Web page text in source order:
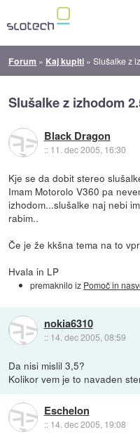
Forum » Kaj kupiti »Slušalke z
Slušalke z izhodom
Black Dragon
:: 11. dec 2005, 16:30
Kje se da dobit stereo
Imam Motorolo V360 pa
izhodom...slušalke naj nebi
rabim..
Če je že kkšna tema na to
Hvala in LP
premaknilo iz Pomoč in
nokia6310
:: 14. dec 2005, 08:59
Da nisi mislil 3,5?
Kolikor vem je to navaden
Eschelon
:: 14. dec 2005, 19:08